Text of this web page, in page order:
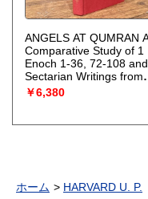
ANGELS AT QUMRAN A
Comparative Study of 1
Enoch 1-36, 72-108 and
Sectarian Writings from
Qumran
Davidson）
￥6,380
ホーム
HARVARD U. P.